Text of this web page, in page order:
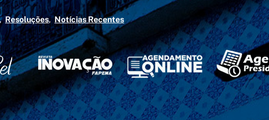
Resoluções Notícias Recentes